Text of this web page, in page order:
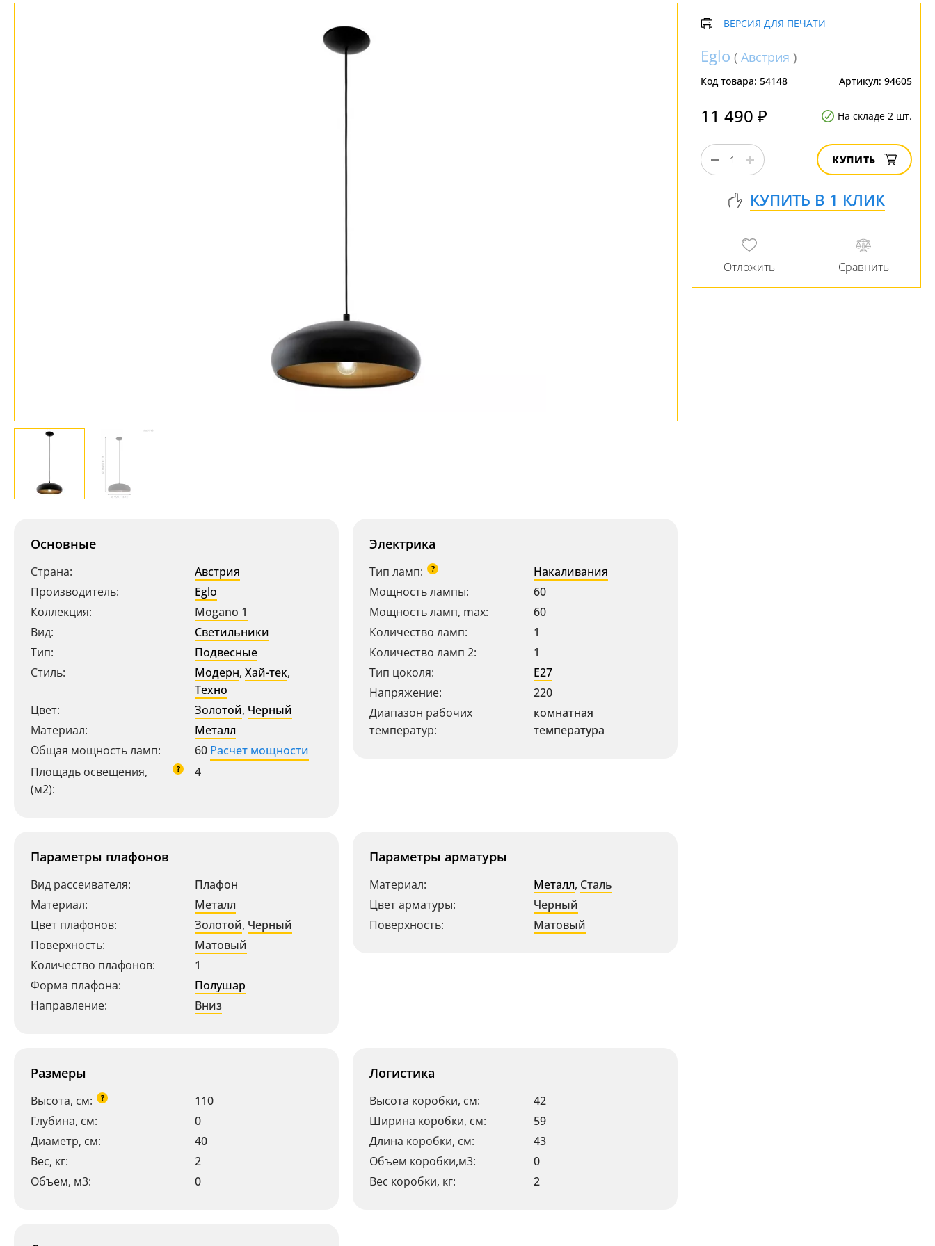
Основные
Страна:
Австрия
Производитель:
Eglo
Коллекция:
Mogano 1
Вид:
Светильники
Тип:
Подвесные
Стиль:
Модерн, Хай-тек,
Техно
Цвет:
Золотой, Черный
Материал:
Металл
Общая мощность ламп:
60 Расчет мощности
Площадь освещения,
(м2):
? 4
Электрика
Тип ламп: ?
Накаливания
Мощность лампы:
60
Мощность ламп, max:
60
Количество ламп:
1
Количество ламп 2:
1
Тип цоколя:
E27
Напряжение:
220
Диапазон рабочих
температур:
комнатная
температура
Параметры плафонов
Вид рассеивателя:
Плафон
Материал:
Металл
Цвет плафонов:
Золотой, Черный
Поверхность:
Матовый
Количество плафонов:
1
Форма плафона:
Полушар
Направление:
Вниз
Параметры арматуры
Материал: Металл, Сталь
Цвет арматуры:
Черный
Поверхность:
Матовый
Размеры
Высота, см: ?
110
Глубина, см:
0
Диаметр, см:
40
Вес, кг:
2
Объем, м3:
0
Логистика
Высота коробки, см:
42
Ширина коробки, см:
59
Длина коробки, см:
43
Объем коробки,м3:
0
Вес коробки, кг:
2
ВЕРСИЯ ДЛЯ ПЕЧАТИ
Eglo ( Австрия )
Код товара: 54148 Артикул: 94605
11 490 ₽ На складе 2 шт.
КУПИТЬ